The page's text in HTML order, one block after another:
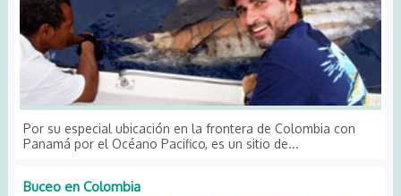
Por su especial ubicación en la frontera de Colombia con
Panamá por el Océano Pacifico, es un sitio de...
Buceo en Colombia